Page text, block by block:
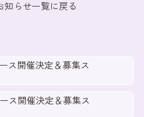
知らせ一覧に戻る
ス開催決定＆募集ス
ス開催決定＆募集ス